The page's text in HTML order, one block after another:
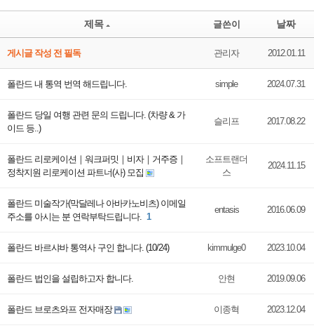
제목 글쓴이 날짜
게시글 작성 전 필독 관리자 2012.01.11
폴란드 내 통역 번역 해드립니다. simple 2024.07.31
폴란드 당일 여행 관련 문의 드립니다. (차량 & 가
이드 등..)
슬리프 2017.08.22
폴란드 리로케이션｜워크퍼밋｜비자｜거주증｜
정착지원 리로케이션 파트너(사) 모집
소프트랜더
스
2024.11.15
폴란드 미술작가(막달레나 아바카노비츠) 이메일
주소를 아시는 분 연락부탁드립니다. 1
entasis 2016.06.09
폴란드 바르샤바 통역사 구인 합니다. (10/24) kimmulge0 2023.10.04
폴란드 법인을 설립하고자 합니다. 안현 2019.09.06
폴란드 브로츠와프 전자매장 이종혁 2023.12.04